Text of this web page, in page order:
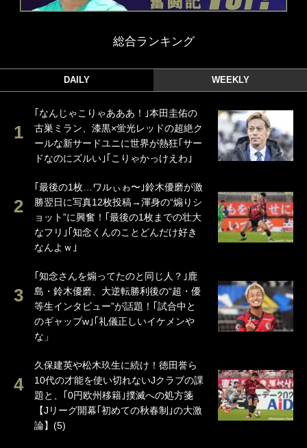
総合ランキング
DAILY WEEKLY
｢なんじゃこりゃあああ！｣本田圭佑の
古巣ミラン、漆黒×蛍光レッドの超絶ク
ールな新サードユニに世界が熱狂｢サー
ドなのにズルい｣｢こりゃかっけえわ｣
｢最後の1枚…ワルぃゎ〜｣鈴木優磨が激
勝翌日に写真12枚投稿→渾身の“煽りシ
ョット”に興奮！｢最後の1枚までの壮大
なフリ｣｢知念くんのことどんだけ好き
なんよｗ｣
｢知念さんを煽ってたのと同じ人？｣鹿
島・鈴木優磨、大逆転勝利後の“超・優
等生インタビュー”が話題！｢試合中と
のギャップw｣｢礼儀正しいイケメンや
な」
久保建英や松木玖生に続け！徳田誉ら
10代の才能を使い切れないJクラブの課
題と、｢0円欧州移籍｣撲滅への処方箋
【Jリーグ開幕｢初めての秋春制｣の大激
論】(5)